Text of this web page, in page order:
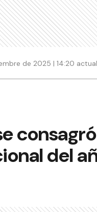
de 2025 | 14:20
del